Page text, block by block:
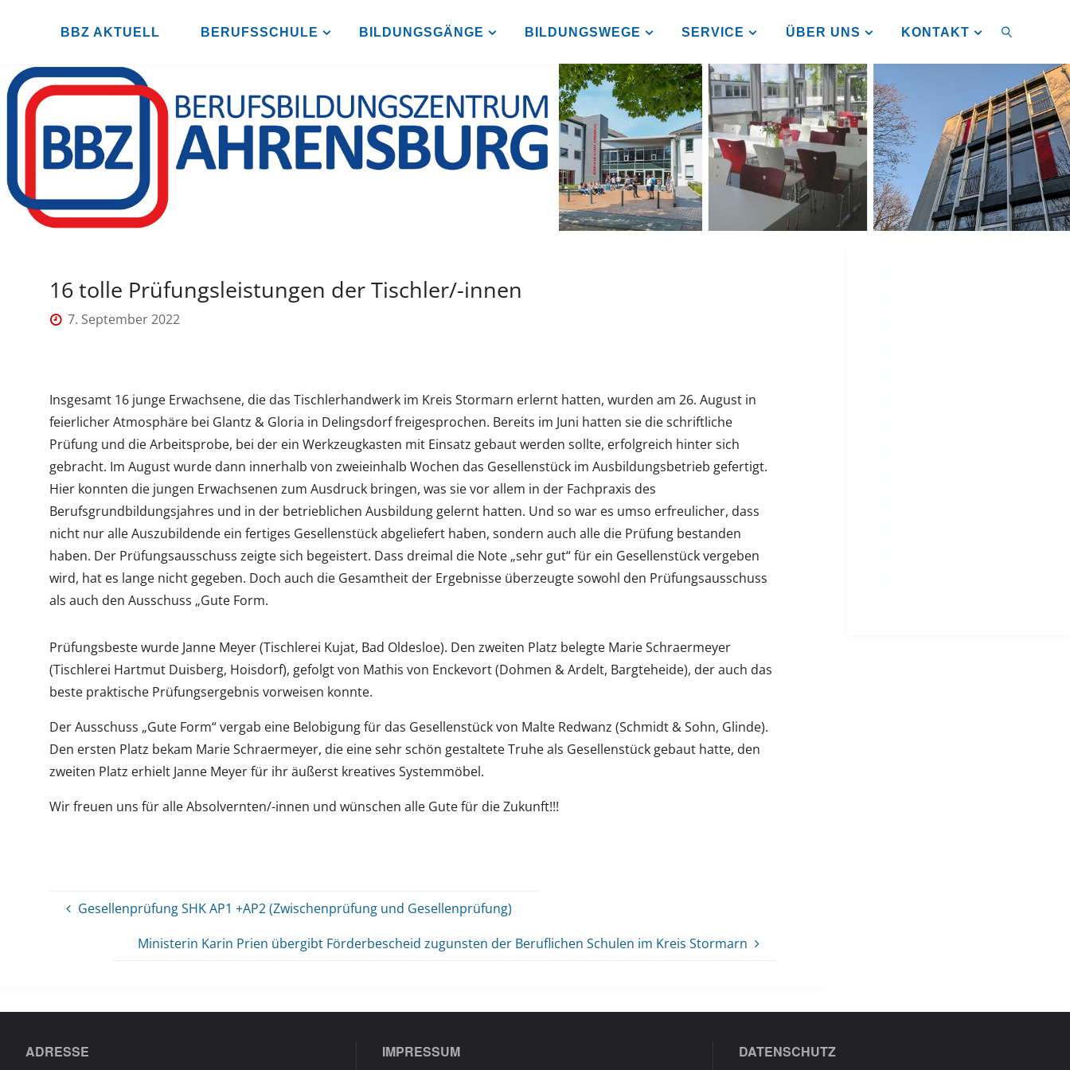
BZ
A
R
S
UR
BBZ AKTUELL BERUFSSCHULE BILDUNGSGÄNGE BILDUNGSWEGE SERVICE ÜBER UNS KONTAKT
SUCHEN
16 tolle Prüfungsleistungen der Tischler/-innen
7. September 2022
Insgesamt 16 junge Erwachsene, die das Tischlerhandwerk im Kreis Stormarn erlernt hatten, wurden am 26. August in
feierlicher Atmosphäre bei Glantz & Gloria in Delingsdorf freigesprochen. Bereits im Juni hatten sie die schriftliche
Prüfung und die Arbeitsprobe, bei der ein Werkzeugkasten mit Einsatz gebaut werden sollte, erfolgreich hinter sich
gebracht. Im August wurde dann innerhalb von zweieinhalb Wochen das Gesellenstück im Ausbildungsbetrieb gefertigt.
Hier konnten die jungen Erwachsenen zum Ausdruck bringen, was sie vor allem in der Fachpraxis des
Berufsgrundbildungsjahres und in der betrieblichen Ausbildung gelernt hatten. Und so war es umso erfreulicher, dass
nicht nur alle Auszubildende ein fertiges Gesellenstück abgeliefert haben, sondern auch alle die Prüfung bestanden
haben. Der Prüfungsausschuss zeigte sich begeistert. Dass dreimal die Note „sehr gut“ für ein Gesellenstück vergeben
wird, hat es lange nicht gegeben. Doch auch die Gesamtheit der Ergebnisse überzeugte sowohl den Prüfungsausschuss
als auch den Ausschuss „Gute Form.
Prüfungsbeste wurde Janne Meyer (Tischlerei Kujat, Bad Oldesloe). Den zweiten Platz belegte Marie Schraermeyer
(Tischlerei Hartmut Duisberg, Hoisdorf), gefolgt von Mathis von Enckevort (Dohmen & Ardelt, Bargteheide), der auch das
beste praktische Prüfungsergebnis vorweisen konnte.
Der Ausschuss „Gute Form“ vergab eine Belobigung für das Gesellenstück von Malte Redwanz (Schmidt & Sohn, Glinde).
Den ersten Platz bekam Marie Schraermeyer, die eine sehr schön gestaltete Truhe als Gesellenstück gebaut hatte, den
zweiten Platz erhielt Janne Meyer für ihr äußerst kreatives Systemmöbel.
Wir freuen uns für alle Absolvernten/-innen und wünschen alle Gute für die Zukunft!!!
Gesellenprüfung SHK AP1 +AP2 (Zwischenprüfung und Gesellenprüfung)
Ministerin Karin Prien übergibt Förderbescheid zugunsten der Beruflichen Schulen im Kreis Stormarn
ADRESSE IMPRESSUM DATENSCHUTZ